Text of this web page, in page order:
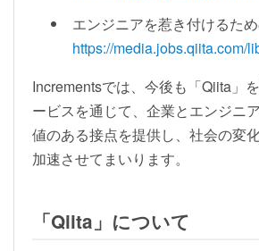
エンジニアを惹き付けるた
https://media.jobs.qiita.com/
Incrementsでは、今後も「Qiita」
ービスを通じて、企業とエンジニ
値のある接点を提供し、社会の変
加速させてまいります。
「Qiita」について